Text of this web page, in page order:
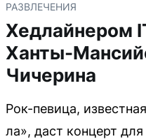
РАЗВЛЕЧЕНИЯ
Хедлайнером
Ханты-
Чичерина
Рок-певица,
ла», даст концерт